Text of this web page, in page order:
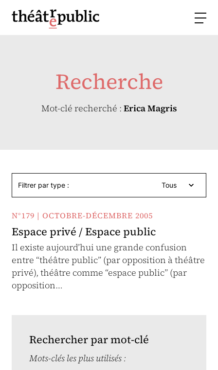
Recherche
Mot-clé recherché : Erica Magris
Filtrer par type : Tous
N°179 | OCTOBRE-DÉCEMBRE 2005
Espace privé / Espace public
Il existe aujourd’hui une grande confusion
entre “théâtre public” (par opposition à théâtre
privé), théâtre comme “espace public” (par
opposition…
Rechercher par mot-clé
Mots-clés les plus utilisés :